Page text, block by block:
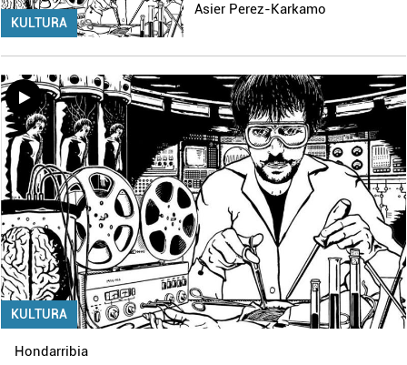
KULTURA
Asier Perez-Karkamo
KULTURA
Hondarribia